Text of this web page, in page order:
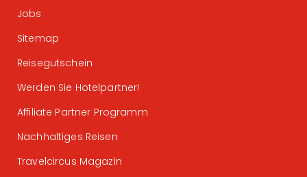
Jobs
Sitemap
Reisegutschein
Werden Sie Hotelpartner!
Affiliate Partner Programm
Nachhaltiges Reisen
Travelcircus Magazin